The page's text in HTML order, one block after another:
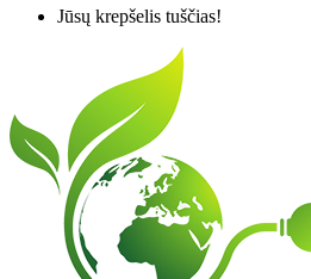
Jūsų krepšelis tuščias!